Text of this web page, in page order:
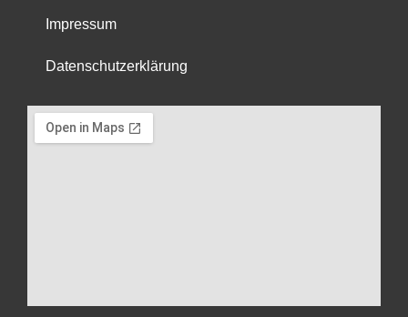
Impressum
Datenschutzerklärung